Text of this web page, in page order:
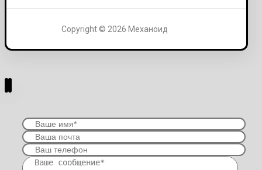
Copyright © 2026 Механоид